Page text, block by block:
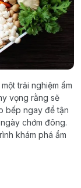
trải nghiệm ẩm
vọng rằng sẽ
bếp ngay để tận
chớm đông.
khám phá ẩm